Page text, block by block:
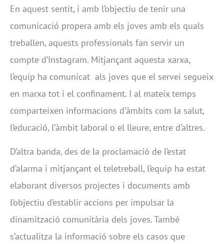
En aquest sentit, i amb l’objectiu de tenir una
comunicació propera amb els joves amb els quals
treballen, aquests professionals fan servir un
compte d’Instagram. Mitjançant aquesta xarxa,
l’equip ha comunicat als joves que el servei segueix
en marxa tot i el confinament. I al mateix temps
comparteixen informacions d’àmbits com la salut,
l’educació, l’àmbit laboral o el lleure, entre d’altres.
D’altra banda, des de la proclamació de l’estat
d’alarma i mitjançant el teletreball, l’equip ha estat
elaborant diversos projectes i documents amb
l’objectiu d’establir accions per impulsar la
dinamització comunitària dels joves. També
s’actualitza la informació sobre els casos que